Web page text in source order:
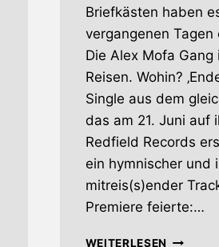
Briefkästen haben
vergangenen Tagen
Die Alex Mofa
Reisen. Wohin?
Single aus dem
das am 21. Juni auf
Redfield Records
ein hymnischer und
mitreis(s)ender
Premiere feierte:…
WEITERLESEN ALEX